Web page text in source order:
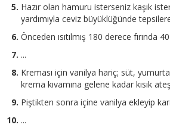
Hazır olan hamuru isterseniz kaşık
yardımıyla ceviz büyüklüğünde
Önceden ısıtılmış 180 derece fırında
...
Kreması için vanilya hariç; süt,
krema kıvamına gelene kadar kısık
Piştikten sonra içine vanilya ekleyip
...